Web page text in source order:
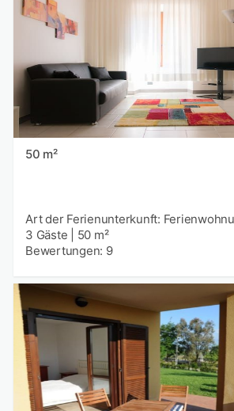
50 m²
Art der Ferienunterkunft:
3 Gäste
50 m²
Bewertungen: 9